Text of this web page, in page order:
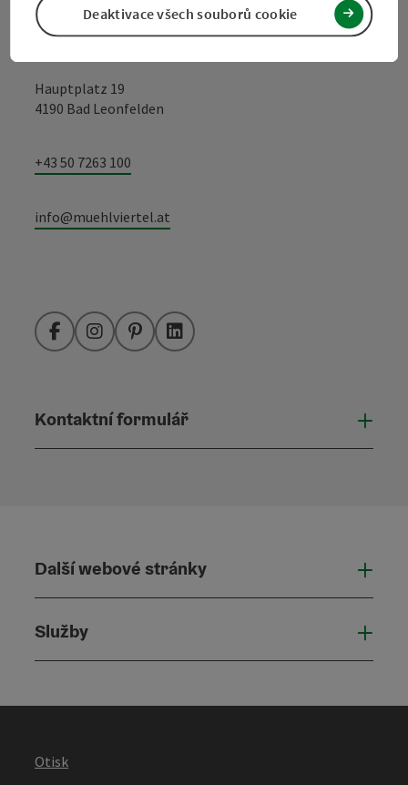
Turistické sdružení Mühlviertel
Hauptplatz 19
4190 Bad Leonfelden
+43 50 7263 100
info@muehlviertel.at
FacebookInstagramPinterestLinkedIn
Kontaktní formulář
Další webové stránky
Služby
Otisk
Deaktivace všech souborů cookie